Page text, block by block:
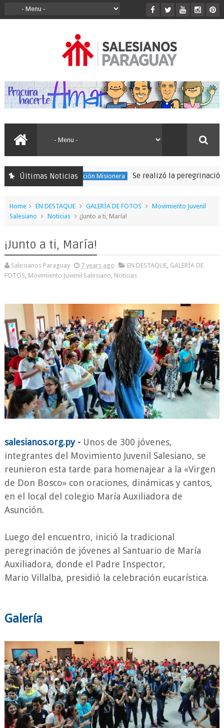
Últimas Noticias
150 Expedición Misionera Se realizó la peregrinación para
Home EN DESTAQUE GALERÍA DE FOTOS
Movimiento Juvenil
Salesiano
Noticias ¡Junto a ti, María!
¡Junto a ti, María!
Salesianos Paraguay 7 years ago EN DESTAQUE, GALERÍA DE
FOTOS Movimiento Juvenil Salesiano Noticias
salesianos.org.py -Unos de 300 jóvenes,
integrantes del Movimiento Juvenil Salesiano, se
reunieron esta tarde para homenajear a la «Virgen
de Don Bosco» con oraciones, dinámicas y cantos,
en el local del colegio María Auxiliadora de
Asunción.
Luego del encuentro, inició la tradicional
peregrinación de jóvenes al Santuario de María
Auxiliadora, donde el Padre Inspector,
Mario Villalba, presidió la celebración eucarística.
Galería